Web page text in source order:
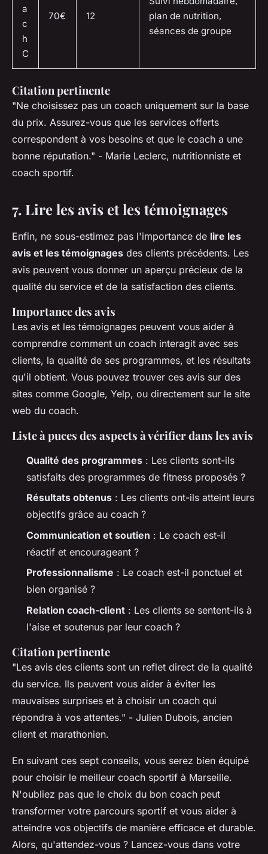
a
c
h
C
70€ 12
plan de nutrition,
séances de groupe
Citation pertinente
"Ne choisissez pas un coach uniquement sur la base
du prix. Assurez-vous que les services offerts
correspondent à vos besoins et que le coach a une
bonne réputation." - Marie Leclerc, nutritionniste et
coach sportif.
7. Lire les avis et les témoignages
Enfin, ne sous-estimez pas l'importance de lire les
avis et les témoignages des clients précédents. Les
avis peuvent vous donner un aperçu précieux de la
qualité du service et de la satisfaction des clients.
Importance des avis
Les avis et les témoignages peuvent vous aider à
comprendre comment un coach interagit avec ses
clients, la qualité de ses programmes, et les résultats
qu'il obtient. Vous pouvez trouver ces avis sur des
sites comme Google, Yelp, ou directement sur le site
web du coach.
Liste à puces des aspects à vérifier dans les avis
Qualité des programmes : Les clients sont-ils
satisfaits des programmes de fitness proposés ?
Résultats obtenus : Les clients ont-ils atteint leurs
objectifs grâce au coach ?
Communication et soutien : Le coach est-il
réactif et encourageant ?
Professionnalisme : Le coach est-il ponctuel et
bien organisé ?
Relation coach-client : Les clients se sentent-ils à
l'aise et soutenus par leur coach ?
Citation pertinente
"Les avis des clients sont un reflet direct de la qualité
du service. Ils peuvent vous aider à éviter les
mauvaises surprises et à choisir un coach qui
répondra à vos attentes." - Julien Dubois, ancien
client et marathonien.
En suivant ces sept conseils, vous serez bien équipé
pour choisir le meilleur coach sportif à Marseille.
N'oubliez pas que le choix du bon coach peut
transformer votre parcours sportif et vous aider à
atteindre vos objectifs de manière efficace et durable.
Alors, qu'attendez-vous ? Lancez-vous dans votre